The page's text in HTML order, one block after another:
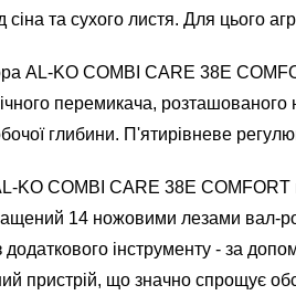
сіна та сухого листя. Для цього
AL-KO COMBI CARE 38E
перемикача, розташованого
глибини. П'ятирівневе
KO COMBI CARE 38E
14 ножовими лезами вал-
додаткового інструменту - за
пристрій, що значно спрощує